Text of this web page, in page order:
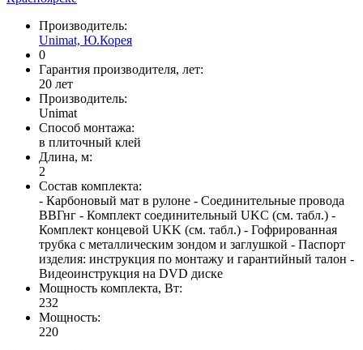
Производитель:
Unimat, Ю.Корея
0
Гарантия производителя, лет:
20 лет
Производитель:
Unimat
Способ монтажа:
в плиточный клей
Длина, м:
2
Состав комплекта:
- Карбоновый мат в рулоне - Соединительные провода
ВВГнг - Комплект соединительный UKC (см. табл.) -
Комплект концевой UKK (см. табл.) - Гофрированная
трубка с металлическим зондом и заглушкой - Паспорт
изделия: инструкция по монтажу и гарантийный талон -
Видеоинструкция на DVD диске
Мощность комплекта, Вт:
232
Мощность:
220